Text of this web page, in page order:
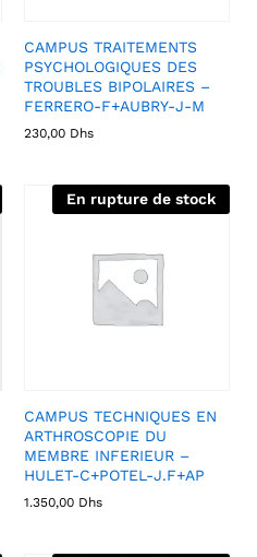
CAMPUS TRAITEMENTS
PSYCHOLOGIQUES DES
TROUBLES BIPOLAIRES –
FERRERO-F+AUBRY-J-M
230,00 Dhs
En rupture de stock
CAMPUS TECHNIQUES EN
ARTHROSCOPIE DU
MEMBRE INFERIEUR –
HULET-C+POTEL-J.F+AP
1.350,00 Dhs